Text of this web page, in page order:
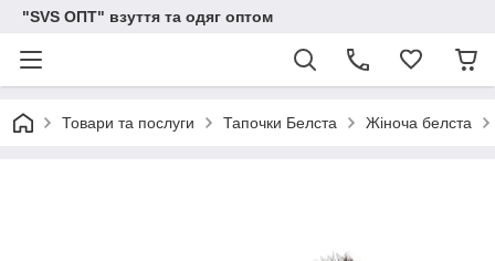
"SVS ОПТ" взуття та одяг оптом
Товари та послуги Тапочки Белста Жіноча белста